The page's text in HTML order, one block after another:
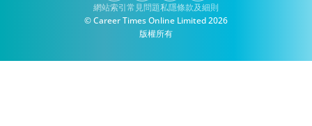
© Career Times Online Limited 2026
版權所有
網站索引常見問題私隱條款及細則